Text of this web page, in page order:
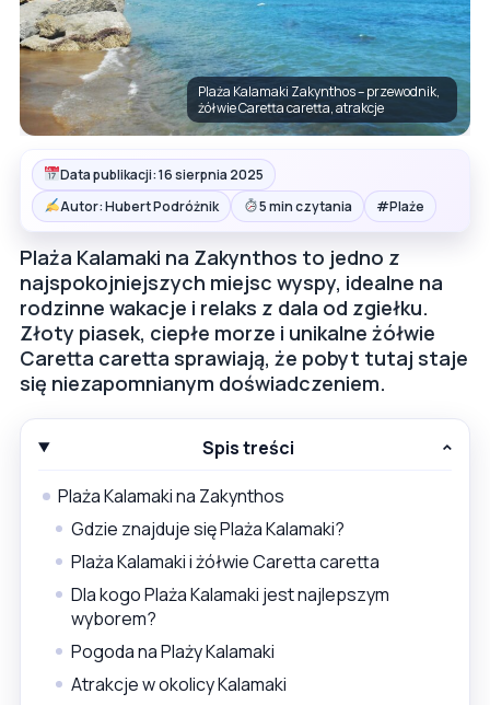
Plaża Kalamaki Zakynthos – przewodnik,
żółwie Caretta caretta, atrakcje
Data publikacji: 16 sierpnia 2025
Autor: Hubert Podróżnik
5 min czytania #Plaże
Plaża Kalamaki na Zakynthos to jedno z
najspokojniejszych miejsc wyspy, idealne na
rodzinne wakacje i relaks z dala od zgiełku.
Złoty piasek, ciepłe morze i unikalne żółwie
Caretta caretta sprawiają, że pobyt tutaj staje
się niezapomnianym doświadczeniem.
Spis treści
Plaża Kalamaki na Zakynthos
Gdzie znajduje się Plaża Kalamaki?
Plaża Kalamaki i żółwie Caretta caretta
Dla kogo Plaża Kalamaki jest najlepszym
wyborem?
Pogoda na Plaży Kalamaki
Atrakcje w okolicy Kalamaki